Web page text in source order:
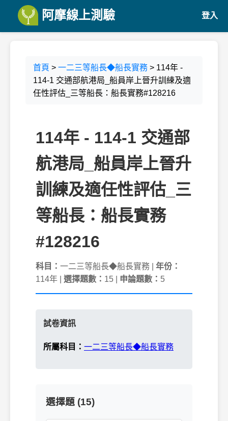
阿摩線上測驗 登入
首頁 > 一二三等船長◆船長實務 > 114年 -
114-1 交通部航港局_船員岸上晉升訓練及適
任性評估_三等船長：船長實務#128216
114年 - 114-1 交通部
航港局_船員岸上晉升
訓練及適任性評估_三
等船長：船長實務
#128216
科目： 一二三等船長◆船長實務 | 年份：
114年 | 選擇題數： 15 | 申論題數： 5
試卷資訊
所屬科目： 一二三等船長◆船長實務
選擇題 (15)